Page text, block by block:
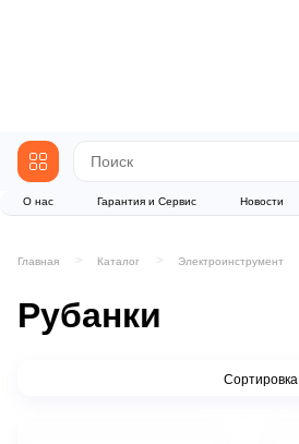
О нас Гарантия и Сервис Новости
Главная Каталог Электроинструмент
Рубанки
Сортировка